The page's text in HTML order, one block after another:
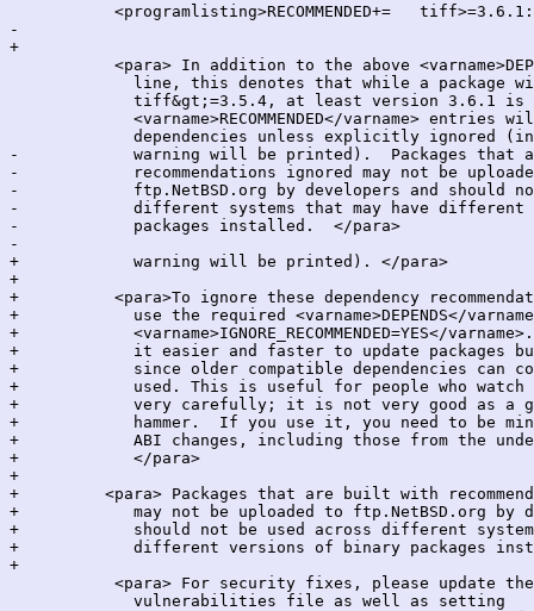
<programlisting>RECOMMENDED+=
-
+
<para> In addition to the above
line, this denotes that while a package
tiff&gt;=3.5.4, at least version 3.6.1 is
<varname>RECOMMENDED</varname> entries
dependencies unless explicitly ignored
-            warning will be printed).  Packages that
-            recommendations ignored may not be
-            ftp.NetBSD.org by developers and should
-            different systems that may have different
-            packages installed.  </para>
-
+            warning will be printed). </para>
+
+          <para>To ignore these dependency
+            use the required <varname>DEPENDS</
+            <varname>IGNORE_RECOMMENDED=YES</
+            it easier and faster to update packages
+            since older compatible dependencies can
+            used. This is useful for people who watch
+            very carefully; it is not very good as a
+            hammer.  If you use it, you need to be
+            ABI changes, including those from the
+            </para>
+
+	  <para> Packages that are built with recommendations ignored
+            may not be uploaded to ftp.NetBSD.org by
+            should not be used across different
+            different versions of binary packages
+
<para> For security fixes, please update
             vulnerabilities file as well as setting